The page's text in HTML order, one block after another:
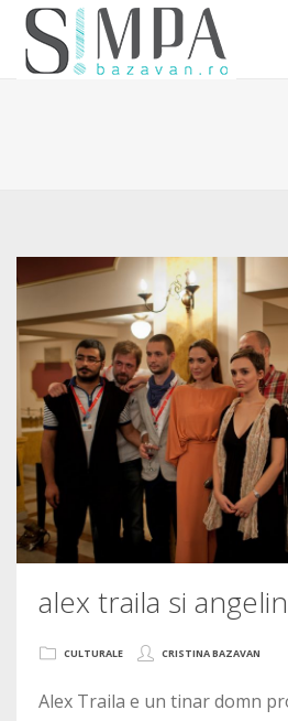
alex traila si
CULTURALE CRISTINA BAZAVAN
Alex Traila e un tinar domn